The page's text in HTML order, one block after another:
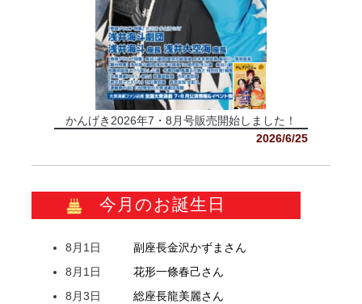
かんげき2026年7・8月号販売開始しました！
2026/6/25
今月のお誕生日
8月1日 副座長金沢かずま さん
8月1日
花形一條春己さん
8月3日
総座長龍美麗さん